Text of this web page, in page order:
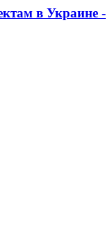
в Украине -